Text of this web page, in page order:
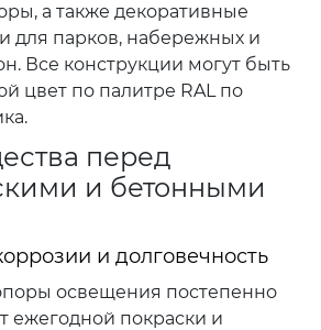
а также декоративные
для парков, набережных и
Все конструкции могут быть
цвет по палитре RAL по
перед
и бетонными
и долговечность
освещения постепенно
ежегодной покраски и